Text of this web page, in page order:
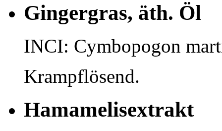
Gingergras, äth. Öl
INCI: Cymbopogon
Krampflösend.
Hamamelisextrakt